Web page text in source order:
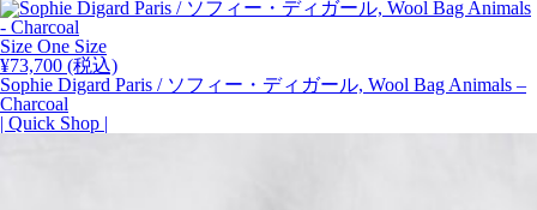
Size One Size
¥73,700 (税込)
Sophie Digard Paris / ソフィー・ディガール, Wool Bag Animals –
Charcoal
| Quick Shop |